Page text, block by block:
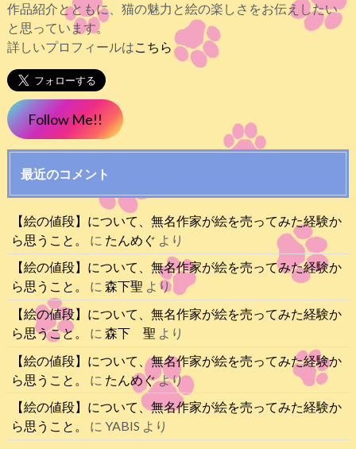
作品紹介とともに、猫の魅力と絵の楽しさをお伝えしたい
と思っています。
詳しいプロフィールはこちら
Follow Me!!
最近のコメント
【絵の値段】について、無名作家が絵を売ってみた経験か
ら思うこと。
に たんめぐ より
【絵の値段】について、無名作家が絵を売ってみた経験か
ら思うこと。
に 森下聖 より
【絵の値段】について、無名作家が絵を売ってみた経験か
ら思うこと。
に 森下 聖 より
【絵の値段】について、無名作家が絵を売ってみた経験か
ら思うこと。
に たんめぐより
【絵の値段】について、無名作家が絵を売ってみた経験か
ら思うこと。
に YABIS より